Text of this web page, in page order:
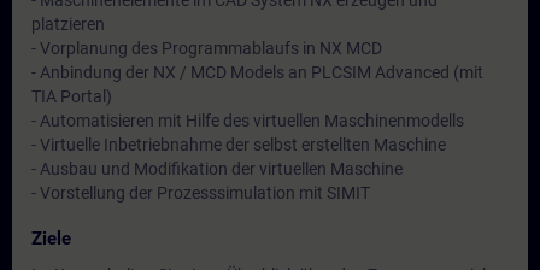
platzieren
- Vorplanung des Programmablaufs in NX MCD
- Anbindung der NX / MCD Models an PLCSIM Advanced (mit
TIA Portal)
- Automatisieren mit Hilfe des virtuellen Maschinenmodells
- Virtuelle Inbetriebnahme der selbst erstellten Maschine
- Ausbau und Modifikation der virtuellen Maschine
- Vorstellung der Prozesssimulation mit SIMIT
Ziele